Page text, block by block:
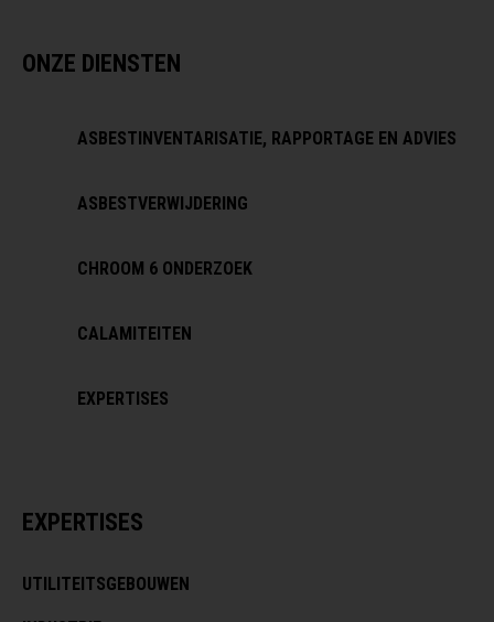
ONZE DIENSTEN
ASBESTINVENTARISATIE, RAPPORTAGE EN ADVIES
ASBESTVERWIJDERING
CHROOM 6 ONDERZOEK
CALAMITEITEN
EXPERTISES
EXPERTISES
UTILITEITSGEBOUWEN